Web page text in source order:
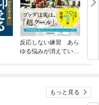
反応しない練習 あら
ゆる悩みが消えていく
もっと見る